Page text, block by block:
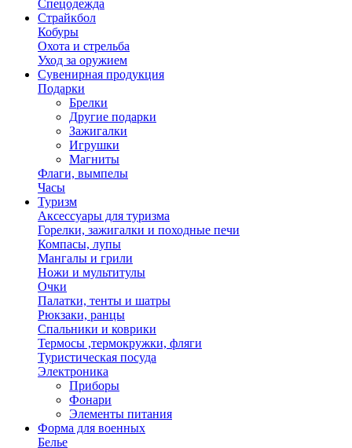
Спецодежда
Страйкбол
Кобуры
Охота и стрельба
Уход за оружием
Сувенирная продукция
Подарки
Брелки
Другие подарки
Зажигалки
Игрушки
Магниты
Флаги, вымпелы
Часы
Туризм
Аксессуары для туризма
Горелки, зажигалки и походные печи
Компасы, лупы
Мангалы и грили
Ножи и мультитулы
Очки
Палатки, тенты и шатры
Рюкзаки, ранцы
Спальники и коврики
Термосы ,термокружки, фляги
Туристическая посуда
Электроника
Приборы
Фонари
Элементы питания
Форма для военных
Белье